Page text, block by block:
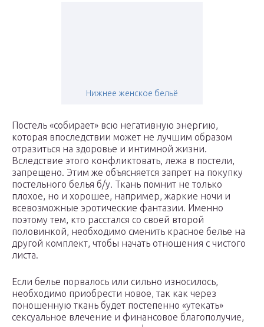
Нижнее женское бельё
Постель «собирает» всю негативную энергию,
которая впоследствии может не лучшим образом
отразиться на здоровье и интимной жизни.
Вследствие этого конфликтовать, лежа в постели,
запрещено. Этим же объясняется запрет на покупку
постельного белья б/у. Ткань помнит не только
плохое, но и хорошее, например, жаркие ночи и
всевозможные эротические фантазии. Именно
поэтому тем, кто расстался со своей второй
половинкой, необходимо сменить красное белье на
другой комплект, чтобы начать отношения с чистого
листа.
Если белье порвалось или сильно износилось,
необходимо приобрести новое, так как через
поношенную ткань будет постепенно «утекать»
сексуальное влечение и финансовое благополучие,